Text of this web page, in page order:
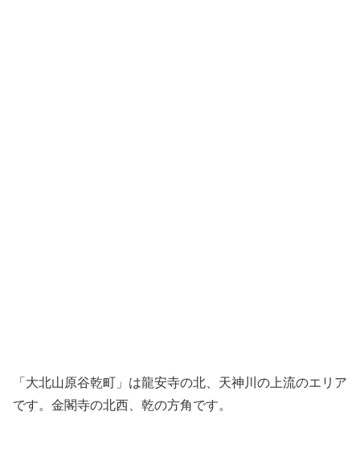
「大北山原谷乾町」は龍安寺の北、天神川の上流のエリア
です。金閣寺の北西、乾の方角です。